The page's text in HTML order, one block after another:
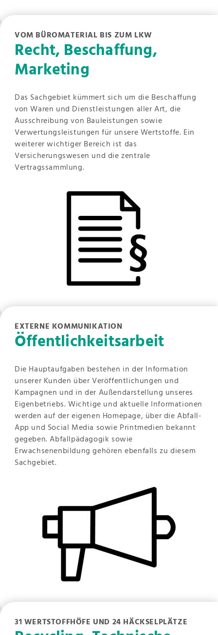
VOM BÜROMATERIAL BIS ZUM LKW
Recht, Beschaffung,
Marketing
Das Sachgebiet kümmert sich um die Beschaffung
von Waren und Dienstleistungen aller Art, die
Ausschreibung von Bauleistungen sowie
Verwertungsleistungen für unsere Wertstoffe. Ein
weiterer wichtiger Bereich ist das
Versicherungswesen und die zentrale
Vertragssammlung.
EXTERNE KOMMUNIKATION
Öffentlichkeitsarbeit
Die Hauptaufgaben bestehen in der Information
unserer Kunden über Veröffentlichungen und
Kampagnen und in der Außendarstellung unseres
Eigenbetriebs. Wichtige und aktuelle Informationen
werden auf der eigenen Homepage, über die Abfall-
App und Social Media sowie Printmedien bekannt
gegeben. Abfallpädagogik sowie
Erwachsenenbildung gehören ebenfalls zu diesem
Sachgebiet.
31 WERTSTOFFHÖFE UND 24 HÄCKSELPLÄTZE